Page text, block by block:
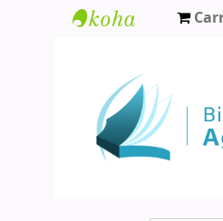
Agamenon
Magalhães